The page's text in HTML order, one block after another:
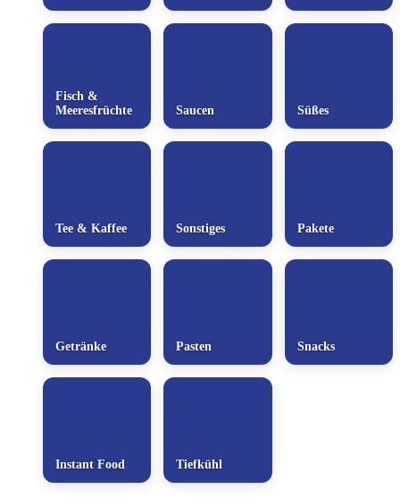
Fisch &
Meeresfrüchte
Saucen Süßes
Tee & Kaffee Sonstiges Pakete
Getränke Pasten Snacks
Instant Food Tiefkühl